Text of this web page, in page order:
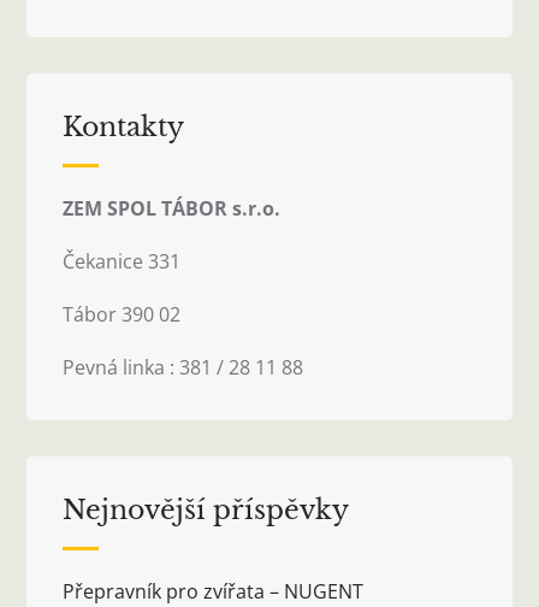
Kontakty
ZEM SPOL TÁBOR s.r.o.
Čekanice 331
Tábor 390 02
Pevná linka : 381 / 28 11 88
Nejnovější příspěvky
Přepravník pro zvířata – NUGENT